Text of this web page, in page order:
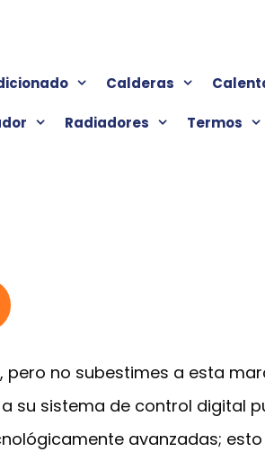
Calderas
Radiadores Termos
no subestimes a esta
su sistema de control digital
avanzadas;